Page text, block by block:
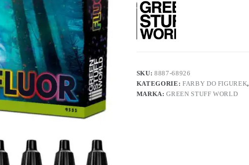
SKU:8887-68926
KATEGORIE: FARBY DO FIGUREK,
MARKA:GREEN STUFF WORLD